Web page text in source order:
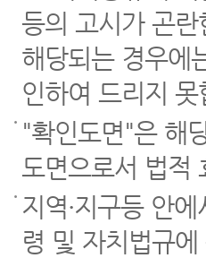
등의 고시가 곤란
해당되는 경우에
인하여 드리지 못
"확인도면"은 해
도면으로서 법적
지역·지구등 안
령 및 자치법규